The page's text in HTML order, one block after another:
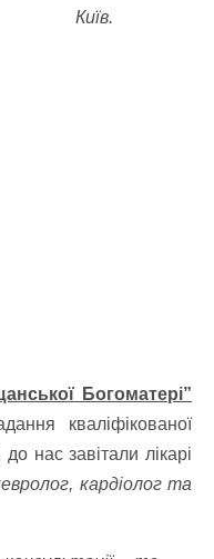
Київ.
Богоматері”
кваліфікованої
нас завітали лікарі
кардіолог та